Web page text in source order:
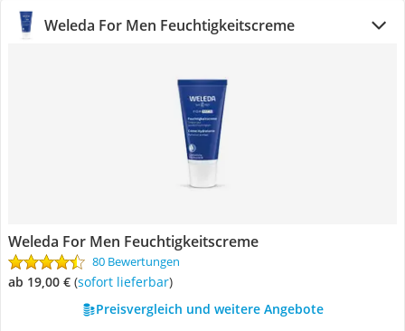
Weleda For Men Feuchtigkeitscreme
Weleda For Men Feuchtigkeitscreme
80 Bewertungen
ab 19,00 € ( Sofort lieferbar)
Preisvergleich und weitere Angebote